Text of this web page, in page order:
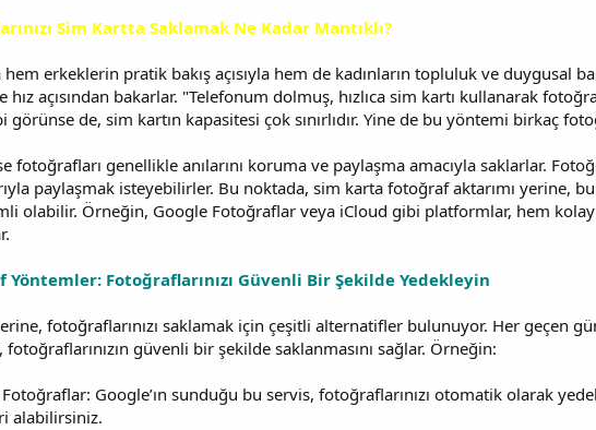
Sim Kartta Saklamak Ne Kadar Mantıklı?
erkeklerin pratik bakış açısıyla hem de kadınların topluluk ve duygusal
hız açısından bakarlar. "Telefonum dolmuş, hızlıca sim kartı kullanarak
görünse de, sim kartın kapasitesi çok sınırlıdır. Yine de bu yöntemi birkaç
fotoğrafları genellikle anılarını koruma ve paylaşma amacıyla saklarlar.
paylaşmak isteyebilirler. Bu noktada, sim karta fotoğraf aktarımı yerine,
olabilir. Örneğin, Google Fotoğraflar veya iCloud gibi platformlar, hem kolay
Fotoğraflarınızı Güvenli Bir Şekilde Yedekleyin
fotoğraflarınızı saklamak için çeşitli alternatifler bulunuyor. Her geçen
güvenli bir şekilde saklanmasını sağlar. Örneğin:
Google’ın sunduğu bu servis, fotoğraflarınızı otomatik olarak
alabilirsiniz.